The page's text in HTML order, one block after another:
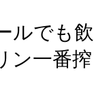
ルでも
ン一番